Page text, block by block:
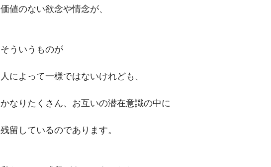
価値のない欲念や情念が、
そういうものが
人によって一様ではないけれども、
かなりたくさん、お互いの潜在意識の中に
残留しているのであります。